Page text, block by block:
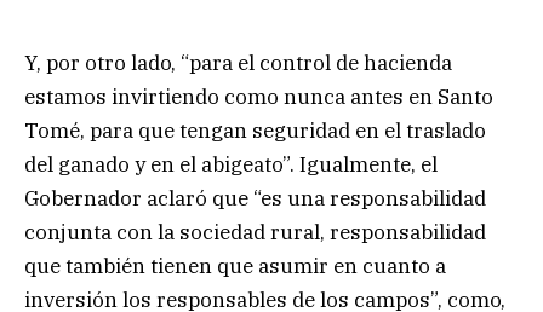
Y, por otro lado, “para el control de hacienda
estamos invirtiendo como nunca antes en Santo
Tomé, para que tengan seguridad en el traslado
del ganado y en el abigeato”. Igualmente, el
Gobernador aclaró que “es una responsabilidad
conjunta con la sociedad rural, responsabilidad
que también tienen que asumir en cuanto a
inversión los responsables de los campos”, como,